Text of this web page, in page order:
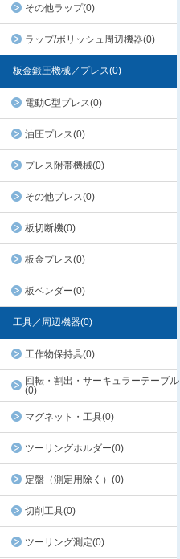
その他ラップ(0)
ラップ/ポリッシュ周辺機器(0)
板金鍛圧機械／プレス(0)
電動C型プレス(0)
油圧プレス(0)
プレス附帯機械(0)
その他プレス(0)
板切断機(0)
板金プレス(0)
板ベンダー(0)
工具／周辺機器(0)
工作物保持具(0)
回転・割出・サーキュラーテーブル
(0)
マグネット・工具(0)
ツーリングホルダー(0)
定盤（測定用除く）(0)
切削工具(0)
ツーリング測定(0)